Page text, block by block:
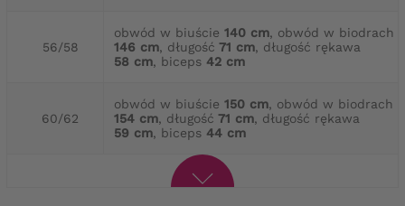
56/58
obwód w biuście 140 cm, obwód w biodrach
146 cm, długość 71 cm, długość rękawa
58 cm, biceps 42 cm
60/62
obwód w biuście 150 cm, obwód w biodrach
154 cm, długość 71 cm, długość rękawa
59 cm, biceps 44 cm